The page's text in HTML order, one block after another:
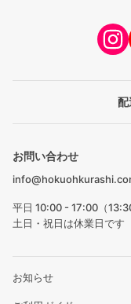
配
お問い合わせ
平日 10:00 - 17:00（
土日・祝日は休業日です
お知らせ